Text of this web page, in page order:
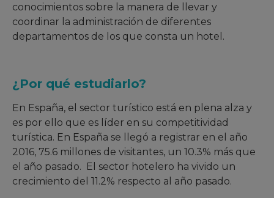
conocimientos sobre la manera de llevar y
coordinar la administración de diferentes
departamentos de los que consta un hotel.
¿Por qué estudiarlo?
En España, el sector turístico está en plena alza y
es por ello que es líder en su competitividad
turística. En España se llegó a registrar en el año
2016, 75.6 millones de visitantes, un 10.3% más que
el año pasado. El sector hotelero ha vivido un
crecimiento del 11.2% respecto al año pasado.